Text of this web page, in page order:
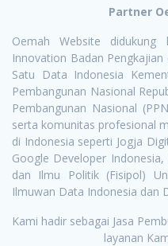
Partner
Oemah Website didukung
Innovation Badan
Satu Data Indonesia
Pembangunan Nasional
Pembangunan Nasional
serta komunitas profesional
di Indonesia seperti Jogja
Google Developer
dan Ilmu Politik (Fisipol)
Ilmuwan Data Indonesia dan
Kami hadir sebagai Jasa
layanan